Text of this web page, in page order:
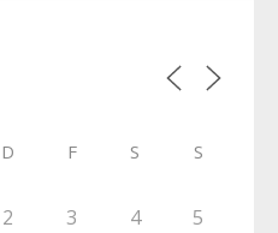
D F S S
2 3 4 5